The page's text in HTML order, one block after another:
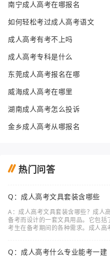
南宁成人高考在哪报名
如何轻松考过成人高考语文
成人高考有考不上吗
成人高考专科是什么
东莞成人高考报名在哪
威海成人高考在哪里
湖南成人高考怎么投诉
金乡成人高考从哪报名
热门问答
Q：成人高考文具套装含哪些
A：成人高考文具套装含哪些？成人
备考而设计的一套文具用品。它包
考生在备考期间的各种需求。成人高
Q：成人高考什么专业能考一建